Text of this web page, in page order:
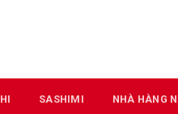
SASHIMI NHÀ HÀNG